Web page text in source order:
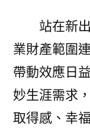
站在新
業財產範圍
帶動效應日
妙生涯需求
取得感、幸